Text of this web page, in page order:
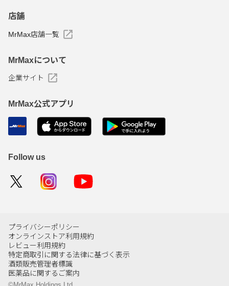
店舗
MrMax店舗一覧
MrMaxについて
企業サイト
MrMax公式アプリ
Follow us
プライバシーポリシー
オンラインストア利用規約
レビュー利用規約
特定商取引に関する法律に基づく表示
酒類販売管理者標識
医薬品に関するご案内